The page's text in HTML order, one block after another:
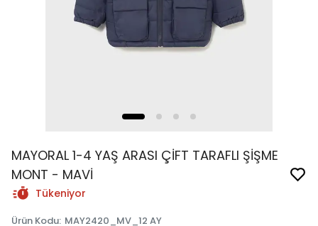
MAYORAL 1-4 YAŞ ARASI ÇİFT TARAFLI ŞİŞME
MONT - MAVİ
Tükeniyor
Ürün Kodu: MAY2420_MV_12 AY